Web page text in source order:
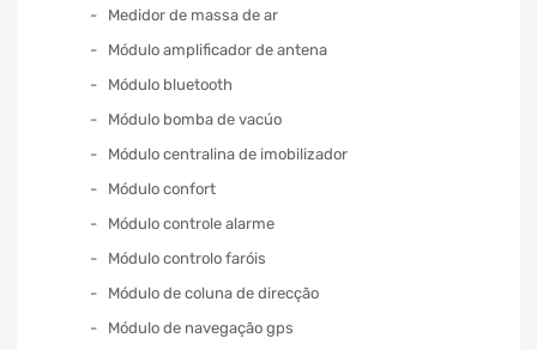
Medidor de massa de ar
Módulo amplificador de antena
Módulo bluetooth
Módulo bomba de vacúo
Módulo centralina de imobilizador
Módulo confort
Módulo controle alarme
Módulo controlo faróis
Módulo de coluna de direcção
Módulo de navegação gps